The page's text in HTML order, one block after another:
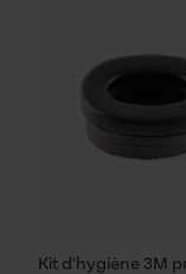
Kit d'hygiène 3M